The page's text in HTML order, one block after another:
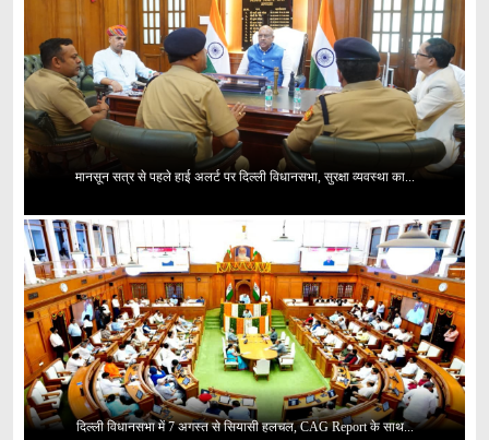
मानसून सत्र से पहले हाई अलर्ट पर दिल्ली विधानसभा, सुरक्षा व्यवस्था का...
दिल्ली विधानसभा में 7 अगस्त से सियासी हलचल, CAG Report के साथ...